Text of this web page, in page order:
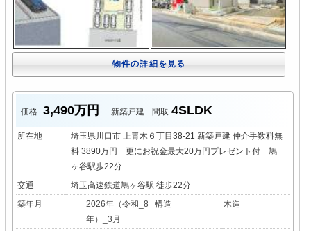
物件の詳細を見る
価格 3,490万円 新築戸建 間取 4SLDK
所在地
埼玉県川口市 上青木６丁目38-21 新築戸建 仲介手数料無
料 3890万円 更にお祝金最大20万円プレゼント付 鳩
ヶ谷駅歩22分
交通
埼玉高速鉄道鳩ヶ谷駅 徒歩22分
築年月
2026年（令和_8
年）_3月
構造 木造